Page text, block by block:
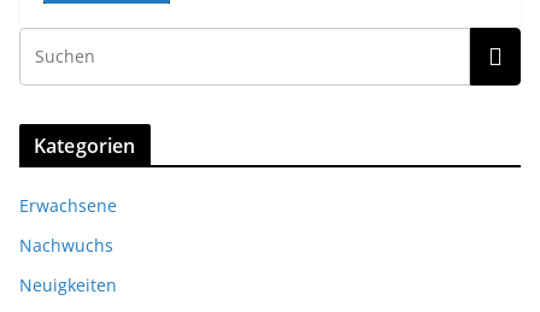
Kategorien
Erwachsene
Nachwuchs
Neuigkeiten